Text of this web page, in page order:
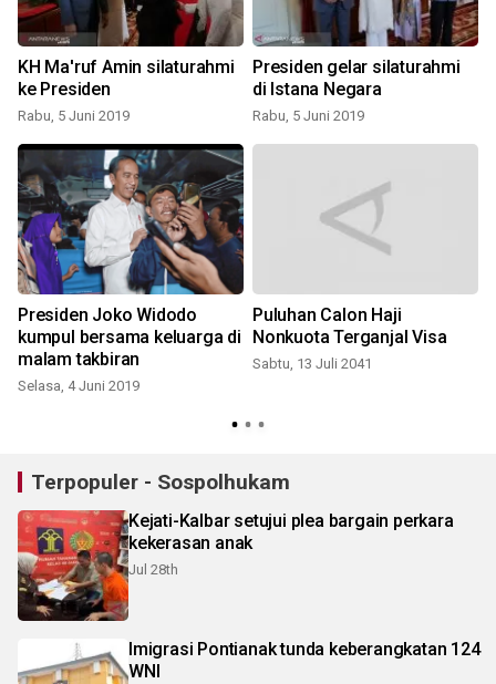
KH Ma'ruf Amin silaturahmi
ke Presiden
Rabu, 5 Juni 2019
Presiden gelar silaturahmi
di Istana Negara
Rabu, 5 Juni 2019
Presiden Joko Widodo
kumpul bersama keluarga di
malam takbiran
Selasa, 4 Juni 2019
Puluhan Calon Haji
Nonkuota Terganjal Visa
Sabtu, 13 Juli 2041
Terpopuler - Sospolhukam
Kejati-Kalbar setujui plea bargain perkara
kekerasan anak
Jul 28th
Imigrasi Pontianak tunda keberangkatan 124
WNI